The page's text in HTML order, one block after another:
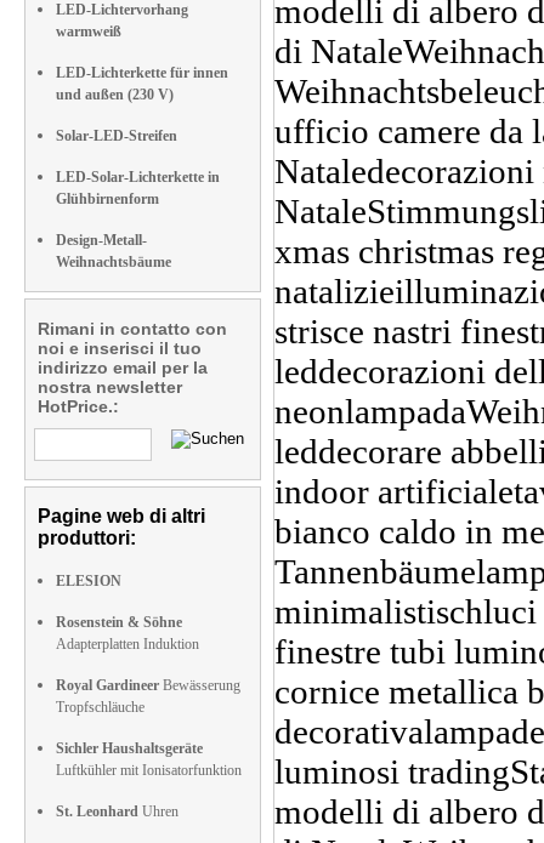
LED-Lichtervorhang
warmweiß
LED-Lichterkette für innen
und außen (230 V)
Solar-LED-Streifen
LED-Solar-Lichterkette in
Glühbirnenform
Design-Metall-
Weihnachtsbäume
Rimani in contatto con
noi e inserisci il tuo
indirizzo email per la
nostra newsletter
HotPrice.:
Pagine web di altri
produttori:
ELESION
Rosenstein & Söhne
Adapterplatten Induktion
Royal Gardineer Bewässerung
Tropfschläuche
Sichler Haushaltsgeräte
Luftkühler mit Ionisatorfunktion
St. Leonhard Uhren